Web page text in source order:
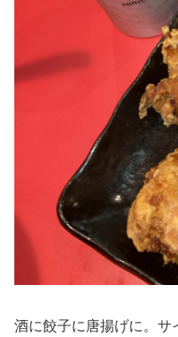
酒に餃子に唐揚げに。サ